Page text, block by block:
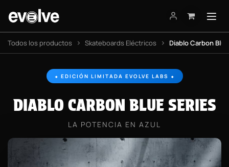
Todos los productos Skateboards Eléctricos Diablo Carbon
⬥ EDICIÓN LIMITADA EVOLVE LABS ⬥
DIABLO CARBON BLUE SERIES
LA POTENCIA EN AZUL